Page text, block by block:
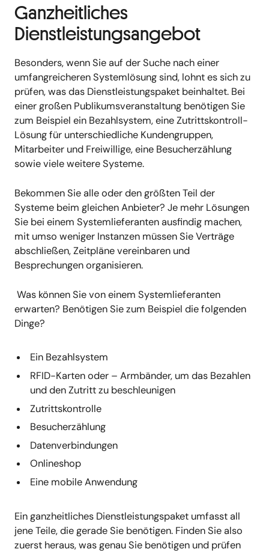
Ganzheitliches
Dienstleistungsangebot
Besonders, wenn Sie auf der Suche nach einer
umfangreicheren Systemlösung sind, lohnt es sich zu
prüfen, was das Dienstleistungspaket beinhaltet. Bei
einer großen Publikumsveranstaltung benötigen Sie
zum Beispiel ein Bezahlsystem, eine Zutrittskontroll-
Lösung für unterschiedliche Kundengruppen,
Mitarbeiter und Freiwillige, eine Besucherzählung
sowie viele weitere Systeme.
Bekommen Sie alle oder den größten Teil der
Systeme beim gleichen Anbieter? Je mehr Lösungen
Sie bei einem Systemlieferanten ausfindig machen,
mit umso weniger Instanzen müssen Sie Verträge
abschließen, Zeitpläne vereinbaren und
Besprechungen organisieren.
Was können Sie von einem Systemlieferanten
erwarten? Benötigen Sie zum Beispiel die folgenden
Dinge?
Ein Bezahlsystem
RFID-Karten oder – Armbänder, um das Bezahlen
und den Zutritt zu beschleunigen
Zutrittskontrolle
Besucherzählung
Datenverbindungen
Onlineshop
Eine mobile Anwendung
Ein ganzheitliches Dienstleistungspaket umfasst all
jene Teile, die gerade Sie benötigen. Finden Sie also
zuerst heraus, was genau Sie benötigen und prüfen